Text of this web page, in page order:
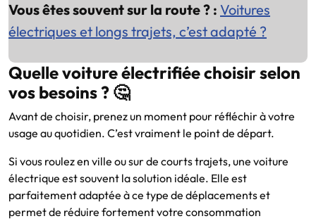
Vous êtes souvent sur la route ? : Voitures
électriques et longs trajets, c’est adapté ?
Quelle voiture électrifiée choisir selon
vos besoins ? 🤔
Avant de choisir, prenez un moment pour réfléchir à votre
usage au quotidien. C’est vraiment le point de départ.
Si vous roulez en ville ou sur de courts trajets, une voiture
électrique est souvent la solution idéale. Elle est
parfaitement adaptée à ce type de déplacements et
permet de réduire fortement votre consommation